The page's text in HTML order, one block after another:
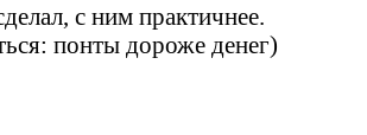
с ним практичнее.
понты дороже денег)